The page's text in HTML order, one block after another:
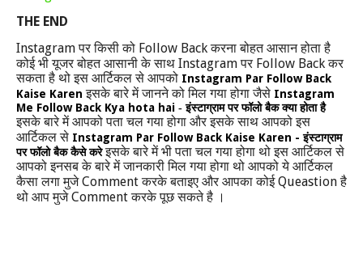
THE END
Instagramपर किसी को Follow Backकरना बोहत आसान होता है
कोई भी यूजर बोहत आसानी के साथ Instagramपर Follow Backकर
सकता है थो इस आर्टिकल से आपको Instagram Par Follow Back
Kaise Karen इसके बारे में जानने को मिल गया होगा जैसे Instagram
Me Follow Back Kya hota hai -इंस्टाग्राम पर फॉलो बैक क्या होता है
इसके बारे में आपको पता चल गया होगा और इसके साथ आपको इस
आर्टिकल से Instagram Par Follow Back Kaise Karen -इंस्टाग्राम
पर फॉलो बैक कैसे करे इसके बारे में भी पता चल गया होगा थो इस आर्टिकल से
आपको इनसब के बारे में जानकारी मिल गया होगा थो आपको ये आर्टिकल
कैसा लगा मुजेCommentकरके बताइए और आपका कोईQueastionहै
थो आप मुजेCommentकरके पूछ सकते है ।